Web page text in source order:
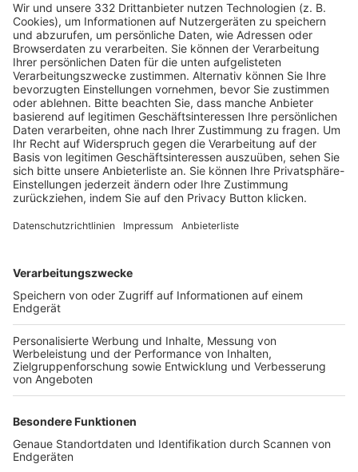
HÄUFIG BESUCHTE SEITEN
Pässe und Vereinswechsel
Trainerausbildung
Schulungsangebot Vereinsmitarbeiter
BFV-Geschäftsstellen
Trainerbörse
Login SpielPlus
FOLGE DEM BFV
TOP-VEREINE
TOP-PARTNER